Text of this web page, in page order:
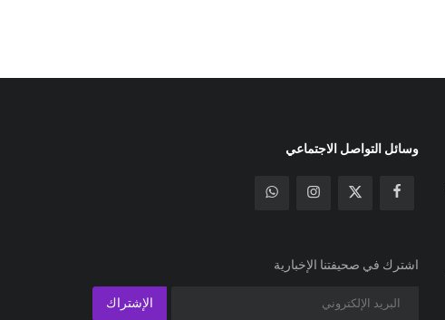
وسائل التواصل الاجتماعي
اشترك في صحيفتنا الإخبارية
الإشتراك